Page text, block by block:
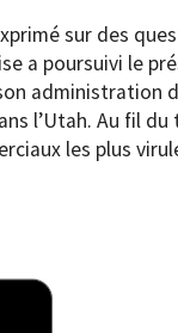
sur des
a poursuivi le
administration
l’Utah. Au fil
les plus